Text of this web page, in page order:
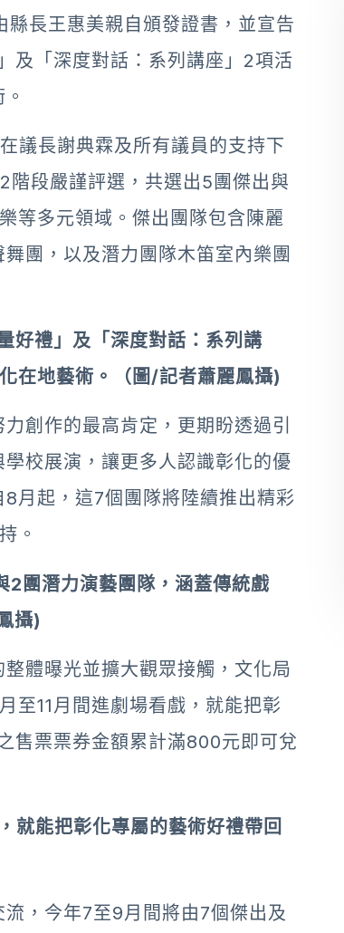
長王惠美親自頒發證書，並宣告
及「深度對話：系列講座」2項活
議長謝典霖及所有議員的支持下
階段嚴謹評選，共選出5團傑出與
等多元領域。傑出團隊包含陳麗
團，以及潛力團隊木笛室內樂團
好禮」及「深度對話：系列講
在地藝術。（圖/記者蕭麗鳳攝)
創作的最高肯定，更期盼透過引
校展演，讓更多人認識彰化的優
月起，這7個團隊將陸續推出精彩
。
團潛力演藝團隊，涵蓋傳統戲
攝)
體曝光並擴大觀眾接觸，文化局
至11月間進劇場看戲，就能把彰
售票票券金額累計滿800元即可兌
就能把彰化專屬的藝術好禮帶回
，今年7至9月間將由7個傑出及